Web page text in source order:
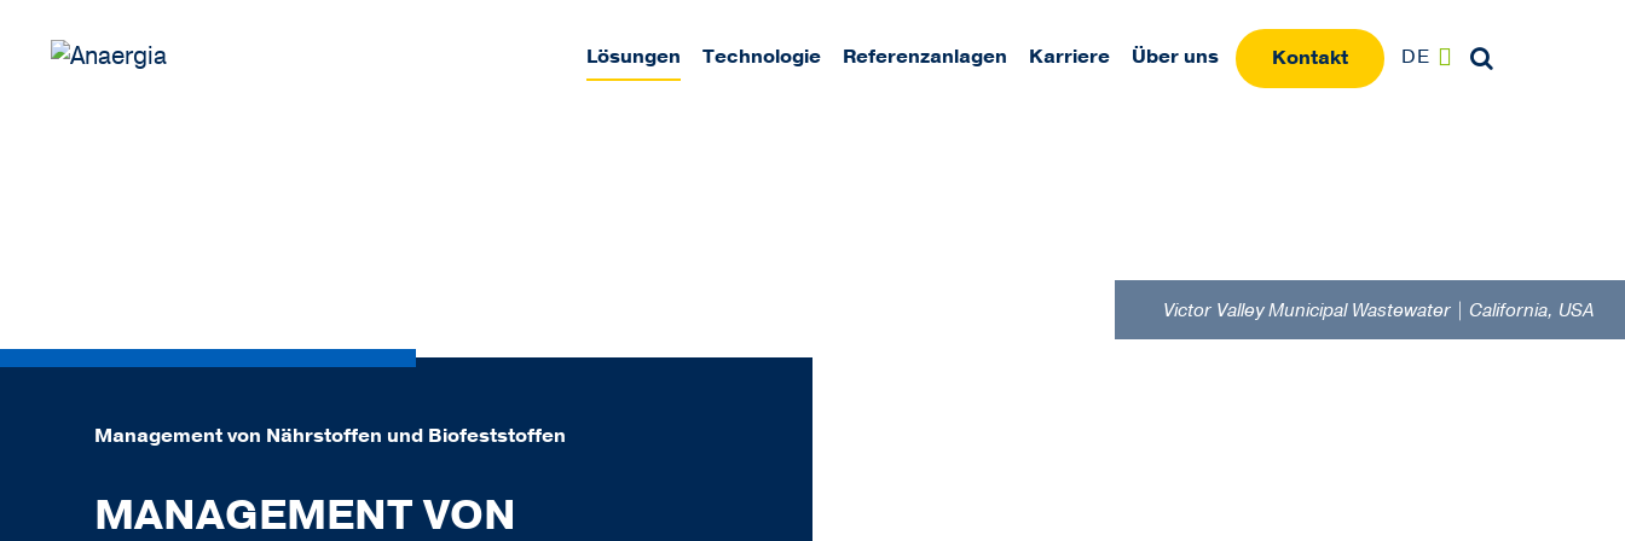
Lösungen Technologie Referenzanlagen Karriere Über uns Kontakt DE
Management von Nährstoffen und Biofeststoffen
MANAGEMENT VON
Victor Valley Municipal Wastewater | California, USA